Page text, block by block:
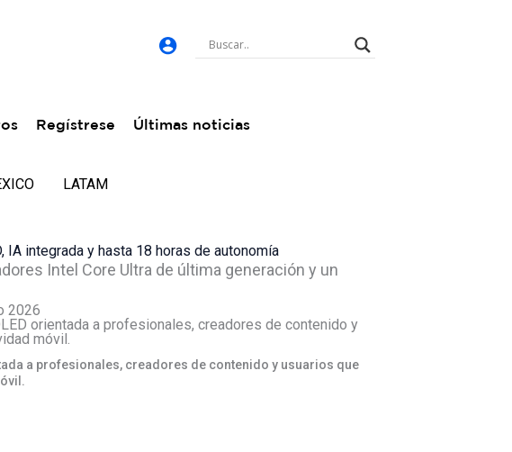
Regístrese Últimas noticias
LATAM
IA integrada y hasta 18 horas de autonomía
Intel Core Ultra de última generación y un
2026
a profesionales, creadores de contenido y usuarios que